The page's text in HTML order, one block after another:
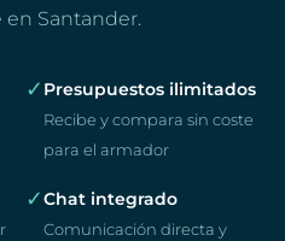
Santander.
✓ Presupuestos ilimitados
Recibe y compara sin coste
para el armador
✓Chat integrado
Comunicación directa y